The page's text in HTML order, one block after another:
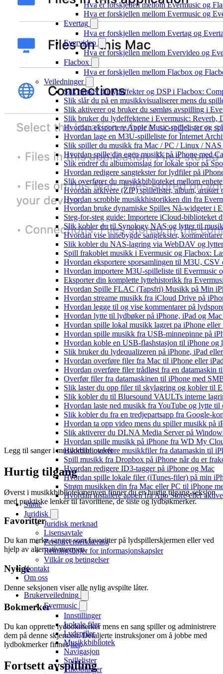
Hva er forskjellen mellom Evermusic og
Hva er forskjellen mellom Evermusic og
Evertag
Hva er forskjellen mellom Evertag og
Evervideo
Hva er forskjellen mellom Evervideo og
Flacbox
Hva er forskjellen mellom Flacbox og
Veiledninger
Slik bruker du lydeffekter og DSP i Flacbox:
Slik slår du på en musikkvisualiserer mens du
Slik aktiverer og bruker du sømløs avspilling i
Slik bruker du lydeffektene i Evermusic: Reverb,
Hvordan eksportere Apple Music-spillelister og
Hvordan lage en M3U-spilleliste for Internet
Slik spiller du musikk fra Mac / PC / Linux /
Hvordan spille din egen musikk på iPhone med
Slik endrer du albumomslag for lokale spor på
Hvordan redigere sangtekster for lydfiler på
Slik overfører du musikkbiblioteket mellom
Hvordan arkivere (ZIP) spillelister, album,
Hvordan scrobble musikkhistorikken din fra
Hvordan bruke dynamiske Spilles Nå-widgeter i
Steg-for-steg guide: Importere iCloud-biblioteket
Slik kobler du til Synology NAS og lytter til
Hvordan vise innebygde sangtekster,
Slik kobler du NAS-lagring via WebDAV og
Spill frakoblet musikk i Evermusic og Flacbox:
Hvordan eksportere sporsamlingen til M3U,
Hvordan importere M3U-spilleliste til Evermusic
Eksporter din komplette lyttehistorikk fra
Hvordan Spille FLAC (Tapsfri) Musikk på Min
Hvordan streame musikk fra iCloud Drive på
Hvordan legge til og vise kommentarer på
Hvordan lytte til lydbøker på iPhone, iPad og
Hvordan spille lokal musikk lagret pa iPhone eller
Hvordan spille musikk fra USB-minnepinne på
Hvordan koble en USB-flashstasjon til iPhone
Slik bruker du lydequalizeren på iPhone, iPad
Hvordan overføre filer fra Mac til iPhone eller
Hvordan overføre filer trådløst fra en datamaskin
Overfør filer fra datamaskinen til iPhone med
Slik laster du opp filer til skylagring og kobler til
Slik kobler du til Bluesound VAULTs interne
Hvordan laste ned musikk fra YouTube og lytte
Slik kobler du fra en tredjepartsapp fra Google-
Hvordan ta opp video mens du spiller musikk på
Slik aktiverer du DLNA Media Server på
Hvordan spille musikk på iPhone fra WD My
Hvordan overføre musikkfiler fra datamaskin til
Spill musikk fra Dropbox på iPhone når du er
Hvordan redigere ID3-tagger på iPhone og Mac
Hvordan spille lokale filer (iTunes-filer) på min
Strøm musikken din fra Mac eller PC til iPhone
Hvordan installere appen fra App Store eller
Støtte
Juridisk
Juridisk merknad
Lisensavtale
Personvernerklæring
Retningslinjer for informasjonskapsler
Vilkår og betingelser
Kontakt
Om oss
Brukerveiledning
Evermusic
Innstillinger
Lokale filer
Lydspiller
Musikkbibliotek
Navigasjon
Spillelister
Tilkoblinger
Legg til sanger i musikkbiblioteket
Hurtig tilgang
Øverst i musikkbibliotekmenyen finner du en hurtig tilgang-seksjon
med praktiske lenker til favorittene, de siste og lydbøkmerker.
Favoritter
Du kan merke sanger som favoritter på lydspillerskjermen eller ved
hjelp av alternativmenyen.
Nylige
Denne seksjonen viser alle nylig avspilte låter.
Bokmerker
Du kan opprette lydbokmerker mens en sang spiller og administrere
dem på denne skjermen. Detaljerte instruksjoner om å jobbe med
lydbokmerker finnesher.
Fortsett avspilling